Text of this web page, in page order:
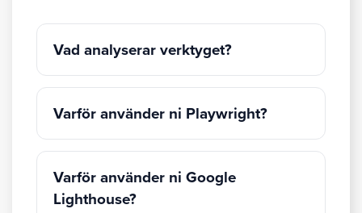
Vad analyserar verktyget?
Varför använder ni Playwright?
Varför använder ni Google
Lighthouse?